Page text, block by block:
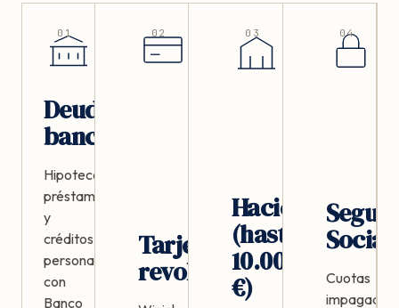
01
Deudas
bancarias
Hipotecas,
préstamos
y
créditos
personales
con
Banco
02
Tarjetas
revolving
03
Hacienda
(hasta
10.000
€)
04
Social
Cuotas
impagadas